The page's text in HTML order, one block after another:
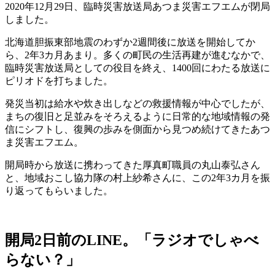
2020年12月29日、臨時災害放送局あつま災害エフエムが閉局
しました。
北海道胆振東部地震のわずか2週間後に放送を開始してか
ら、2年3カ月あまり。多くの町民の生活再建が進むなかで、
臨時災害放送局としての役目を終え、1400回にわたる放送に
ピリオドを打ちました。
発災当初は給水や炊き出しなどの救援情報が中心でしたが、
まちの復旧と足並みをそろえるように日常的な地域情報の発
信にシフトし、復興の歩みを側面から見つめ続けてきたあつ
ま災害エフエム。
開局時から放送に携わってきた厚真町職員の丸山泰弘さん
と、地域おこし協力隊の村上紗希さんに、この2年3カ月を振
り返ってもらいました。
開局2日前のLINE。「ラジオでしゃべ
らない？」